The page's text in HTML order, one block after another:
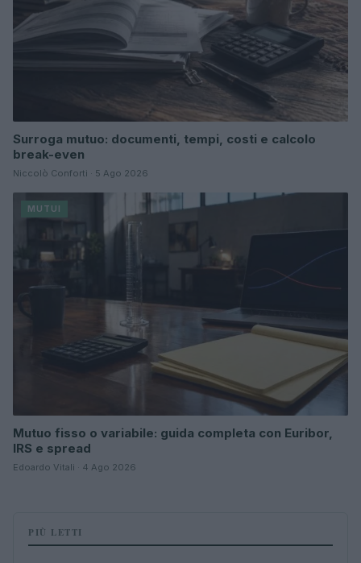
Surroga mutuo: documenti, tempi, costi e calcolo
break-even
Niccolò Conforti · 5 Ago 2026
MUTUI
Mutuo fisso o variabile: guida completa con Euribor,
IRS e spread
Edoardo Vitali · 4 Ago 2026
PIÙ LETTI